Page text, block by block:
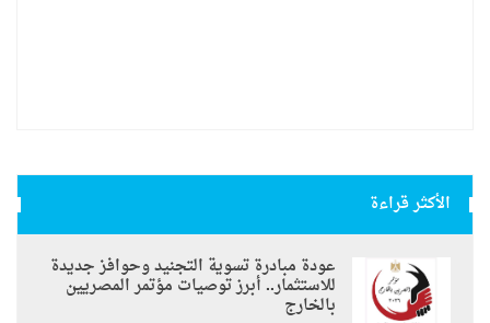
الأكثر قراءة
عودة مبادرة تسوية التجنيد وحوافز جديدة
للاستثمار.. أبرز توصيات مؤتمر المصريين
بالخارج